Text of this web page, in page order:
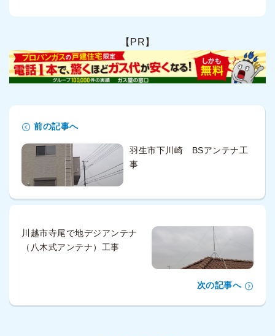
【PR】
前の記事へ
羽生市下川崎 BSアンテナ工
事
川越市寺尾で地デジアンテナ
（八木式アンテナ）工事
次の記事へ